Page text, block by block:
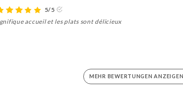
5/5
accueil et les plats sont délicieux
MEHR BEWERTUNGEN ANZEIGEN